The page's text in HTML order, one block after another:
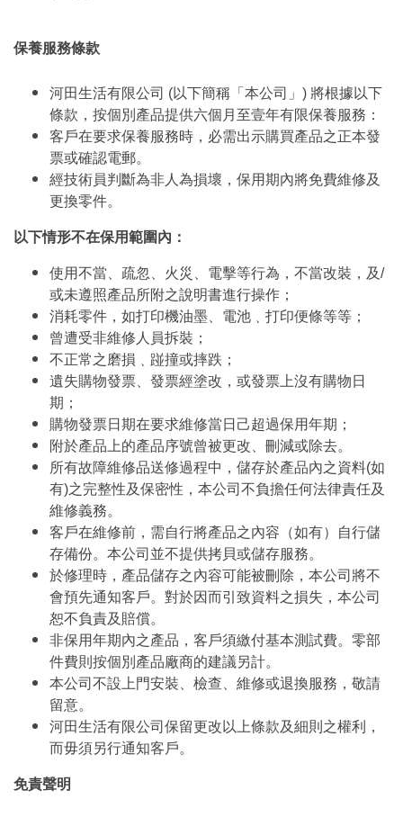
保養服務條款
河田生活有限公司 (以下簡稱「本公司」) 將根據以下
條款，按個別產品提供六個月至壹年有限保養服務：
客戶在要求保養服務時，必需出示購買產品之正本發
票或確認電郵。
經技術員判斷為非人為損壞，保用期內將免費維修及
更換零件。
以下情形不在保用範圍內：
使用不當、疏忽、火災、電擊等行為，不當改裝，及/
或未遵照產品所附之說明書進行操作；
消耗零件，如打印機油墨、電池﹑打印便條等等；
曾遭受非維修人員拆裝；
不正常之磨損﹑踫撞或摔跌；
遺失購物發票、發票經塗改，或發票上沒有購物日
期；
購物發票日期在要求維修當日己超過保用年期；
附於產品上的產品序號曾被更改、刪減或除去。
所有故障維修品送修過程中，儲存於產品內之資料(如
有)之完整性及保密性，本公司不負擔任何法律責任及
維修義務。
客戶在維修前，需自行將產品之內容（如有）自行儲
存備份。本公司並不提供拷貝或儲存服務。
於修理時，產品儲存之內容可能被刪除，本公司將不
會預先通知客戶。對於因而引致資料之損失，本公司
恕不負責及賠償。
非保用年期內之產品，客戶須繳付基本測試費。零部
件費則按個別產品廠商的建議另計。
本公司不設上門安裝、檢查、維修或退換服務，敬請
留意。
河田生活有限公司保留更改以上條款及細則之權利，
而毋須另行通知客戶。
免責聲明